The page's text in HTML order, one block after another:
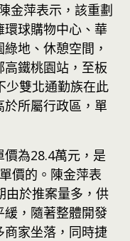
金萍表示，該重劃
球購物中心、華
地、休憩空間，
鐵桃園站，至板
少雙北通勤族在此
於所屬行政區，單
為28.4萬元，是
價的。陳金萍表
由於推案量多，供
緩，隨著整體開發
家坐落，同時捷